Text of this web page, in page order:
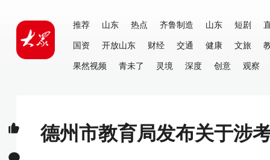
推荐 山东 热点 齐鲁制造 山东 短剧
国资
开放山东 财经 交通 健康 文旅
果然视频
青未了 灵境 深度 创意 观察
德州市教育局发布关于涉